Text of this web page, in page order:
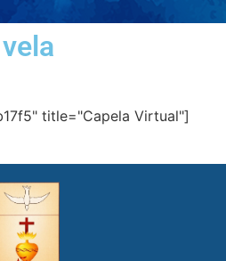
title="Capela Virtual"]